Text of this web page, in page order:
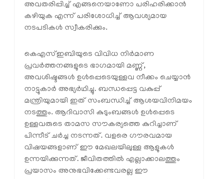
അവതരിപ്പിച്ച് എങ്ങനെയാണോ പരിഹരിക്കാന്‍
കഴിയുക എന്ന് പരിശോധിച്ച് ആവശ്യമായ
നടപടികള്‍ സ്വീകരിക്കും.
കെഎസ്ഇബിയുടെ വിവിധ നിര്‍മാണ
പ്രവര്‍ത്തനങ്ങളുടെ ഭാഗമായി മണ്ണ്,
അവശിഷ്ടങ്ങള്‍ ഉള്‍പ്പെടെയുള്ളവ നീക്കം ചെയ്യാന്‍
നാട്ടുകാര്‍ അഭ്യര്‍ഥിച്ചു. ബന്ധപ്പെട്ട വകുപ്പ്
മന്ത്രിയുമായി ഇത് സംബന്ധിച്ച് ആശയവിനിമയം
നടത്തും. ആദിവാസി കുടുംബങ്ങള്‍ ഉള്‍പ്പെടെ
ഉള്ളവരുടെ താമസ സൗകര്യത്തെ കുറിച്ചാണ്
പിന്നീട് ചര്‍ച്ച നടന്നത്. വളരെ ഗൗരവമായ
വിഷയങ്ങളാണ് ഈ മേഖലയിലുള്ള ആളുകള്‍
ഉന്നയിക്കുന്നത്. ജീവിതത്തില്‍ എല്ലാക്കാലത്തും
പ്രയാസം അനുഭവിക്കേണ്ടവരല്ല ഈ